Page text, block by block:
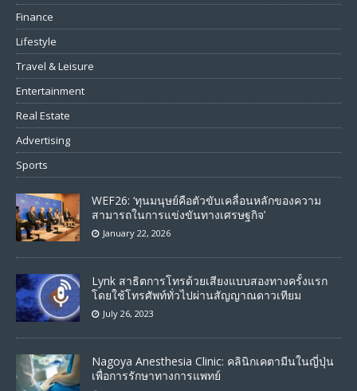
Finance
Lifestyle
Travel & Leisure
Entertainment
Real Estate
Advertising
Sports
WEF26: ‘ทุนมนุษย์คือตัวขับเคลื่อนหลักของความ
สามารถในการแข่งขันทางเศรษฐกิจ’
January 22, 2026
Lynk สาธิตการโทรด้วยเสียงแบบสองทางครั้งแรก
โดยใช้โทรศัพท์ทั่วไปผ่านสัญญาณดาวเทียม
July 26, 2023
Nagoya Anesthesia Clinic: คลินิกเคตามีนในญี่ปุ่น
เพื่อการรักษาทางการแพทย์